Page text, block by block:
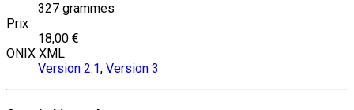
327 grammes
Prix
18,00 €
ONIX XML
Version 2.1, Version 3